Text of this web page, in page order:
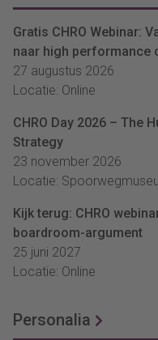
Gratis CHRO Webinar:
naar high performance
27 augustus 2026
Locatie: Online
CHRO Day 2026 – The
Strategy
23 november 2026
Locatie:
Kijk terug: CHRO
boardroom-argument
25 juni 2027
Locatie: Online
Personalia